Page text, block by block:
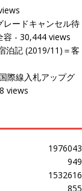
記 (2019/11)＝客
線入札アップグ
views
855
1180
4